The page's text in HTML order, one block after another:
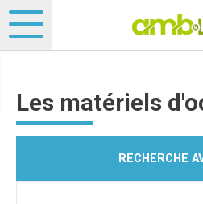
Les matériels
RECHERCHE